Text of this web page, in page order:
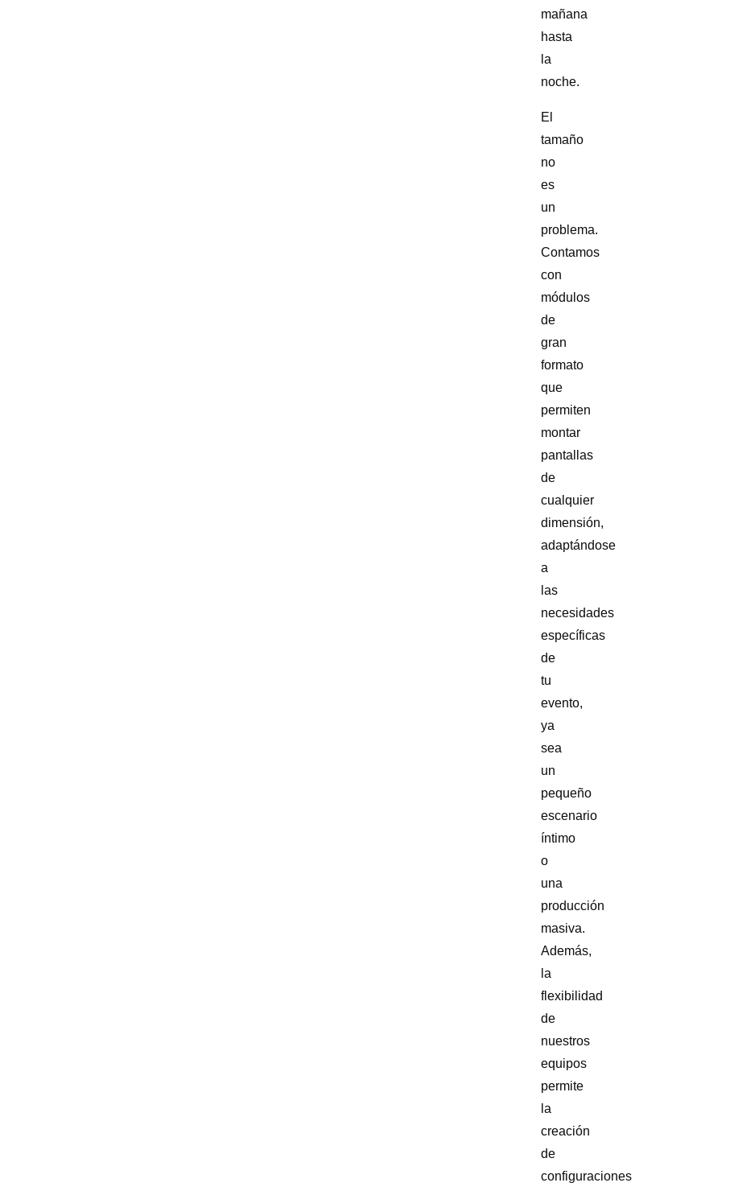
mañana
hasta
la
noche.
El
tamaño
no
es
un
problema.
Contamos
con
módulos
de
gran
formato
que
permiten
montar
pantallas
de
cualquier
dimensión,
adaptándose
a
las
necesidades
específicas
de
tu
evento,
ya
sea
un
pequeño
escenario
íntimo
o
una
producción
masiva.
Además,
la
flexibilidad
de
nuestros
equipos
permite
la
creación
de
configuraciones